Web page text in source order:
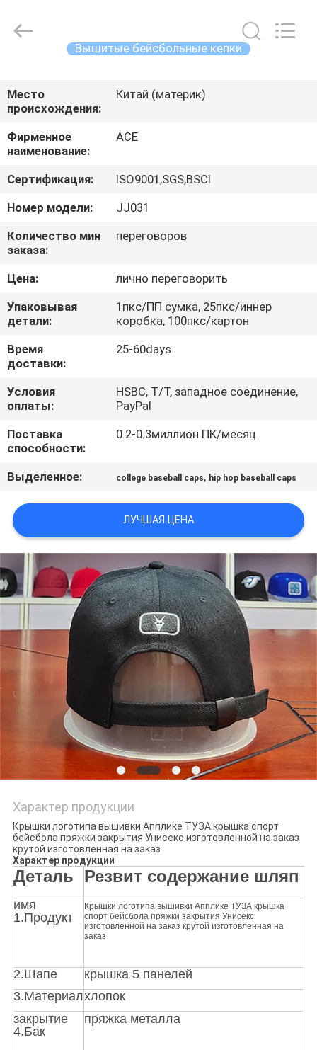
ПРОДУКТЫ
НАС
ПУТЕШЕСТВИЕ
ФАБРИКИ
ПРОВЕРКА
КАЧЕСТВА
СВЯЖИТЕСЬ
МЫ
НОВОСТИ
СЛУЧАИ
КАРТА
САЙТА
PRIVACY
POLICY
Manufacturing
Вышитые бейсбольные кепки
Место
происхождения:
Китай (материк)
Фирменное
наименование:
ACE
Сертификация:
ISO9001,SGS,BSCI
Номер модели:
JJ031
Количество мин
заказа:
переговоров
Цена:
лично переговорить
Упаковывая
детали:
1пкс/ПП сумка, 25пкс/иннер
коробка, 100пкс/картон
Время
доставки:
25-60days
Условия
оплаты:
HSBC, T/T, западное соединение,
PayPal
Поставка
способности:
0.2-0.3миллион ПК/месяц
Выделенное: college baseball caps, hip hop baseball caps
ЛУЧШАЯ ЦЕНА
Характер продукции
Крышки логотипа вышивки Апплике ТУЗА крышка спорт
бейсбола пряжки закрытия Унисекс изготовленной на заказ
крутой изготовленная на заказ
Характер продукции
Деталь Резвит содержание шляп
имя
1.Продукт
Крышки логотипа вышивки Апплике ТУЗА крышка
спорт бейсбола пряжки закрытия Унисекс
изготовленной на заказ крутой изготовленная на
заказ
2.Шапе
крышка 5 панелей
3.Материалхлопок
закрытие
4.Бак
пряжка металла